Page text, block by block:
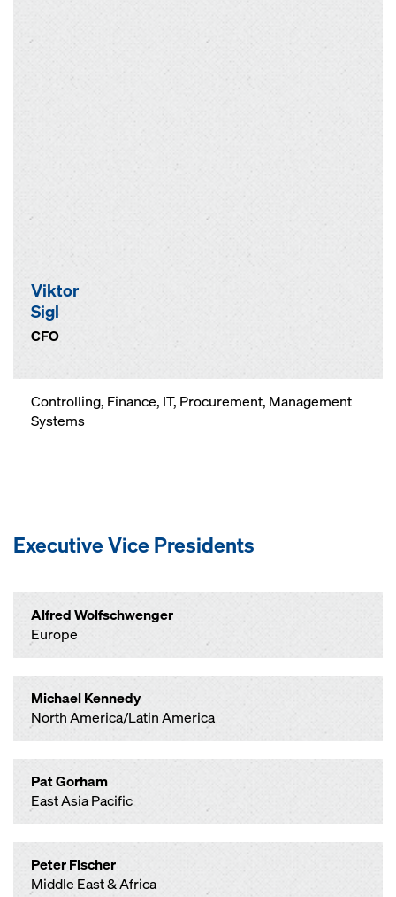
Viktor
Sigl
CFO
Controlling, Finance, IT, Procurement, Management
Systems
Executive Vice Presidents
Alfred Wolfschwenger
Europe
Michael Kennedy
North America/Latin America
Pat Gorham
East Asia Pacific
Peter Fischer
Middle East & Africa